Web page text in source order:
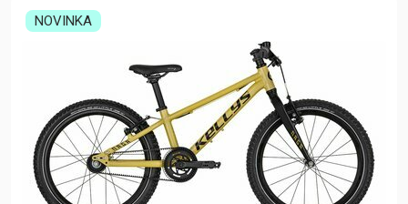
NOVINKA